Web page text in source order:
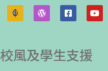
校風及學生支援